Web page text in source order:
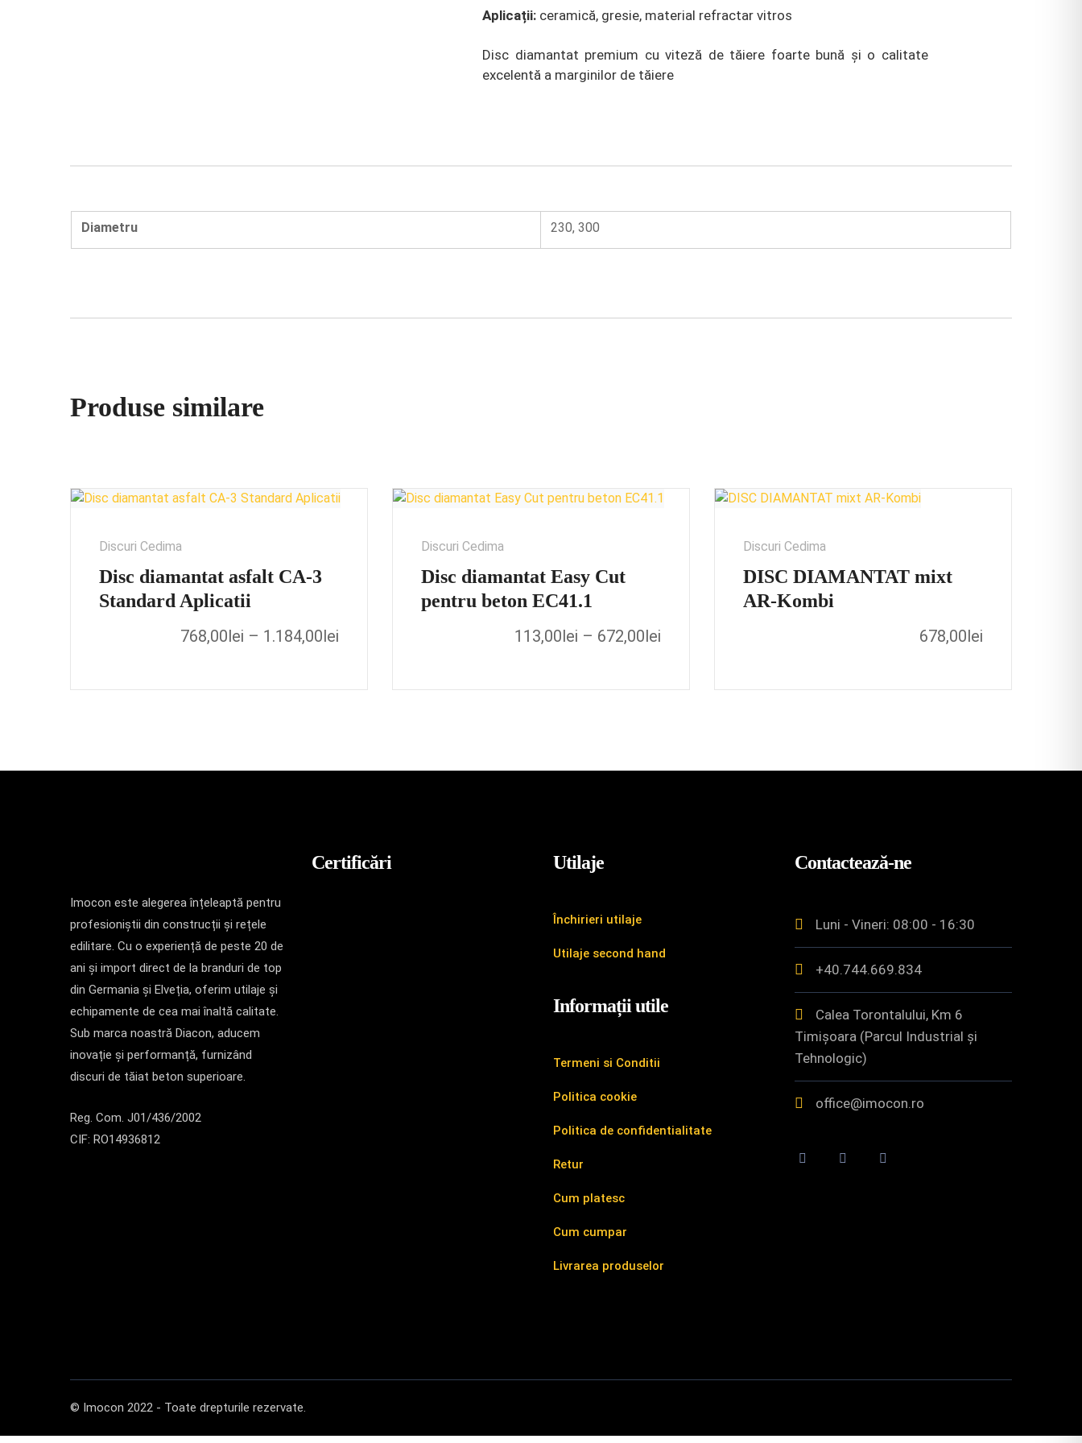
Aplicații: ceramică, gresie, material refractar vitros
Disc diamantat premium cu viteză de tăiere foarte bună și o calitate
excelentă a marginilor de tăiere
Diametru 230, 300
Produse similare
Discuri Cedima
Disc diamantat asfalt CA-3
Standard Aplicatii
768,00lei – 1.184,00lei
Discuri Cedima
Disc diamantat Easy Cut
pentru beton EC41.1
113,00lei – 672,00lei
Discuri Cedima
DISC DIAMANTAT mixt
AR-Kombi
678,00lei
Imocon este alegerea înțeleaptă pentru
profesioniștii din construcții și rețele
edilitare. Cu o experiență de peste 20 de
ani și import direct de la branduri de top
din Germania și Elveția, oferim utilaje și
echipamente de cea mai înaltă calitate.
Sub marca noastră Diacon, aducem
inovație și performanță, furnizând
discuri de tăiat beton superioare.
Reg. Com. J01/436/2002
CIF: RO14936812
Certificări Utilaje
Închirieri utilaje
Utilaje second hand
Informații utile
Termeni si Conditii
Politica cookie
Politica de confidentialitate
Retur
Cum platesc
Cum cumpar
Livrarea produselor
Contactează-ne
Luni - Vineri: 08:00 - 16:30
+40.744.669.834
Calea Torontalului, Km 6
Timișoara (Parcul Industrial și
Tehnologic)
office@imocon.ro
© Imocon 2022 - Toate drepturile rezervate.